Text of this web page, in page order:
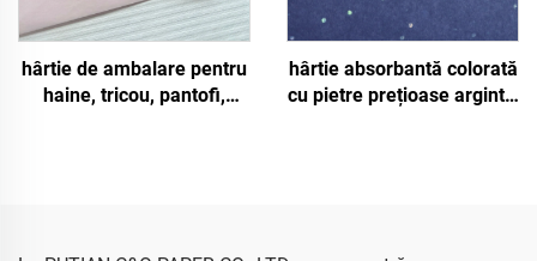
hârtie de ambalare pentru
haine, tricou, pantofi,
ambalare
hârtie absorbantă colorată
cu pietre prețioase argintii,